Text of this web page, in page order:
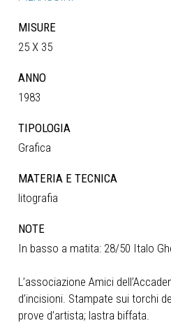
MISURE
25 X 35
ANNO
1983
TIPOLOGIA
Grafica
MATERIA E TECNICA
litografia
NOTE
In basso a matita: 28/50 Italo
L’associazione Amici
d’incisioni. Stampate sui torchi
prove d’artista; lastra biffata.